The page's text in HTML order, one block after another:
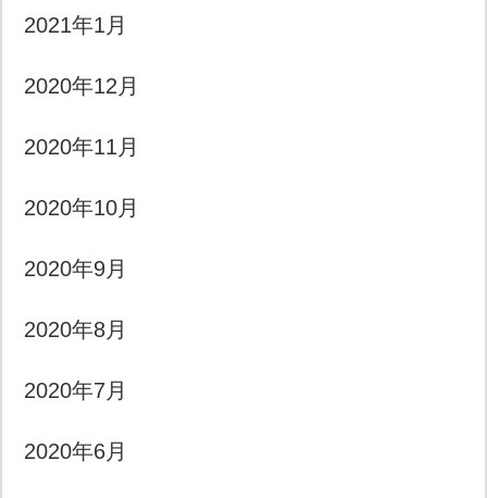
2021年1月
2020年12月
2020年11月
2020年10月
2020年9月
2020年8月
2020年7月
2020年6月